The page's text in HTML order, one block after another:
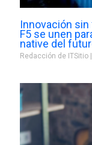
Innovación
F5 se unen
native del
Redacción de ITSitio